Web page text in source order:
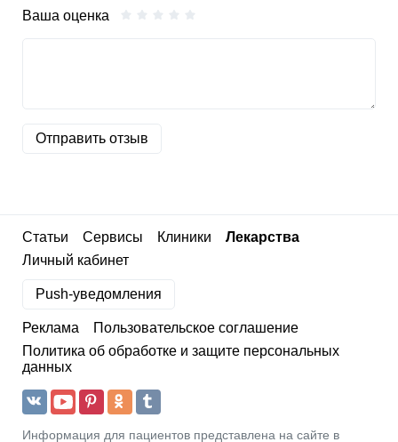
Ваша оценка
Отправить отзыв
Статьи Сервисы Клиники
Лекарства
Личный кабинет
Push-уведомления
Реклама
Пользовательское соглашение
Политика об обработке и защите персональных
данных
Информация для пациентов представлена на сайте в